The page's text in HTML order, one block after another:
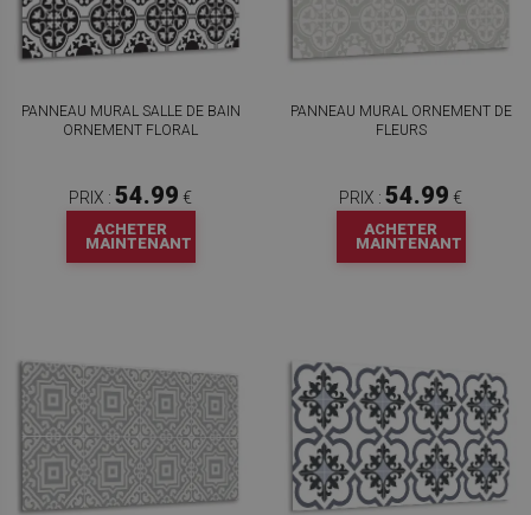
PANNEAU MURAL SALLE DE BAIN
ORNEMENT FLORAL
PRIX : 54.99 €
ACHETER
MAINTENANT
PANNEAU MURAL ORNEMENT DE
FLEURS
PRIX : 54.99 €
ACHETER
MAINTENANT